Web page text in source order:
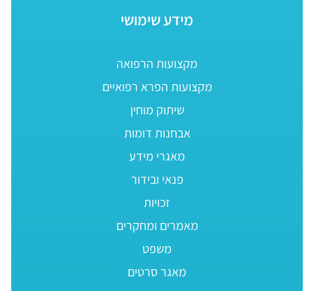
מידע שימושי
מקצועות הרפואה
מקצועות הפרא רפואיים
שיתוק מוחין
אבחנות דומות
מאגרי מידע
פנאי ובידור
זכויות
מאמרים ומחקרים
משפט
מאגר סרטים